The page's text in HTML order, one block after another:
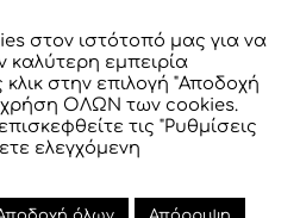
room
στον ιστότοπό μας για να
εμπειρία
στην επιλογή "Αποδοχή
χρήση ΟΛΩΝ των cookies.
τις "Ρυθμίσεις
ελεγχόμενη